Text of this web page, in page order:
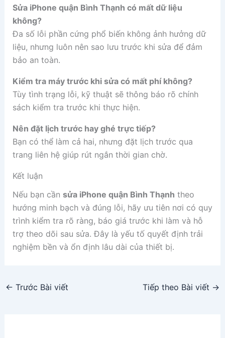
Sửa iPhone quận Bình Thạnh có mất dữ liệu
không?
Đa số lỗi phần cứng phổ biến không ảnh hưởng dữ
liệu, nhưng luôn nên sao lưu trước khi sửa để đảm
bảo an toàn.
Kiểm tra máy trước khi sửa có mất phí không?
Tùy tình trạng lỗi, kỹ thuật sẽ thông báo rõ chính
sách kiểm tra trước khi thực hiện.
Nên đặt lịch trước hay ghé trực tiếp?
Bạn có thể làm cả hai, nhưng đặt lịch trước qua
trang liên hệ giúp rút ngắn thời gian chờ.
Kết luận
Nếu bạn cần sửa iPhone quận Bình Thạnh theo
hướng minh bạch và đúng lỗi, hãy ưu tiên nơi có quy
trình kiểm tra rõ ràng, báo giá trước khi làm và hỗ
trợ theo dõi sau sửa. Đây là yếu tố quyết định trải
nghiệm bền và ổn định lâu dài của thiết bị.
← Trước Bài viết Tiếp theo Bài viết →